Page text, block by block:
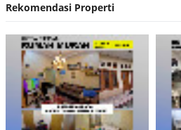
Contoh Surat Penawaran
Lelang Rumah Bank BRI
Rekomendasi Properti